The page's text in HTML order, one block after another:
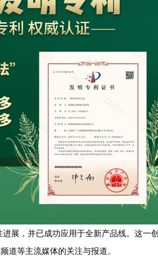
展，并已成功应用于全新产品线。这一
道等主流媒体的关注与报道。